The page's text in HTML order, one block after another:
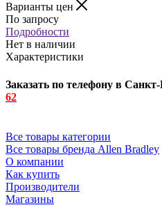
Варианты цен
По запросу
Подробности
Нет в наличии
Характеристики
Заказать по телефону в Санкт-
62
Все товары категории
Все товары бренда Allen Bradley
О компании
Как купить
Производители
Магазины